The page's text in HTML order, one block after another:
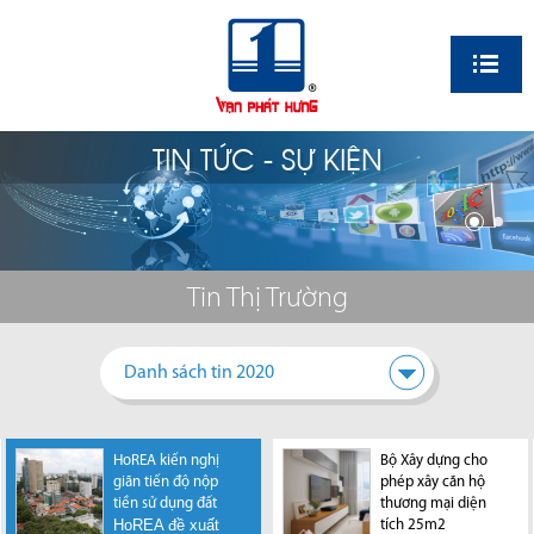
TIN TỨC - SỰ KIỆN
Tin Thị Trường
Danh sách tin 2020
Bộ Xây dựng: Khó
xác định giá đất thị
trường
Theo Bộ Xây
Kiến nghị không
thí điểm tăng thuế
căn nhà thứ 2
Hiệp hội Bất động
Thị trường bất
động sản "hứa hẹn"
từ những tín hiệu
tích cực
Dự đoán thị trường
BĐS 2021
Sang năm 2021,
thị trường sẽ ra
HoREA kiến nghị
giãn tiến độ nộp
tiền sử dụng đất
HoREA đề xuất
Bộ Xây dựng cho
phép xây căn hộ
thương mại diện
tích 25m2